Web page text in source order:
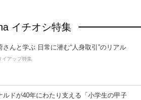
イチオシ特集
さんと学ぶ 日常に潜む“人身取引”のリアル
イアップ特集
ルドが40年にわたり支える「小学生の甲子